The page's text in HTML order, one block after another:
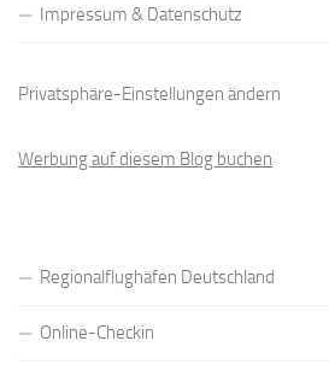
Impressum & Datenschutz
Privatsphäre-Einstellungen ändern
Werbung auf diesem Blog buchen
Regionalflughäfen Deutschland
Online-Checkin